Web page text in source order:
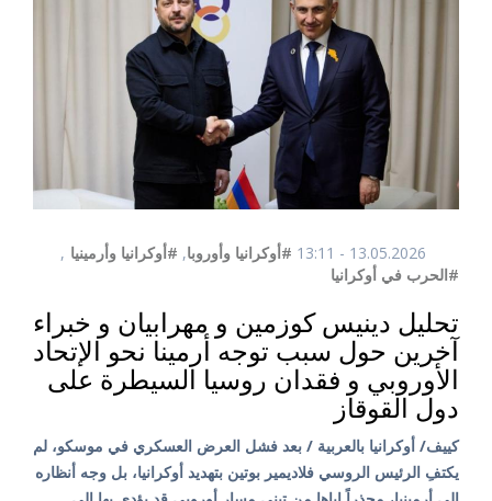
13.05.2026 - 13:11 #أوكرانيا وأوروبا, #أوكرانيا وأرمينيا ,
#الحرب في أوكرانيا
تحليل دينيس كوزمين و مهرابيان و خبراء
آخرين حول سبب توجه أرمينا نحو الإتحاد
الأوروبي و فقدان روسيا السيطرة على
دول القوقاز
كييف/ أوكرانيا بالعربية / بعد فشل العرض العسكري في موسكو، لم
يكتفِ الرئيس الروسي فلاديمير بوتين بتهديد أوكرانيا، بل وجه أنظاره